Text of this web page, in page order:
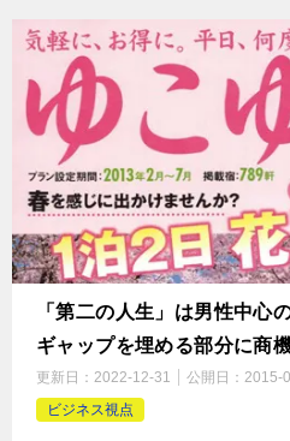
「第二の人生」は男性中心
ギャップを埋める部分に商
更新日： 2022-12-31 公開日： 2015-
ビジネス視点